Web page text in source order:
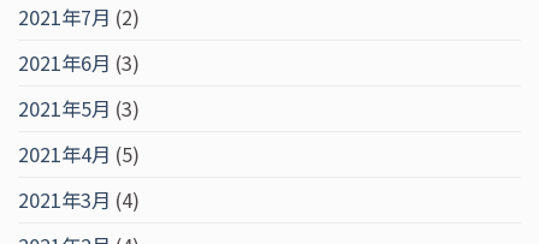
2021年7月 (2)
2021年6月 (3)
2021年5月 (3)
2021年4月 (5)
2021年3月 (4)